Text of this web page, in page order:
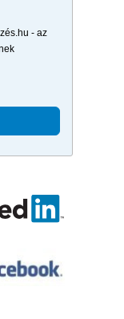
- az